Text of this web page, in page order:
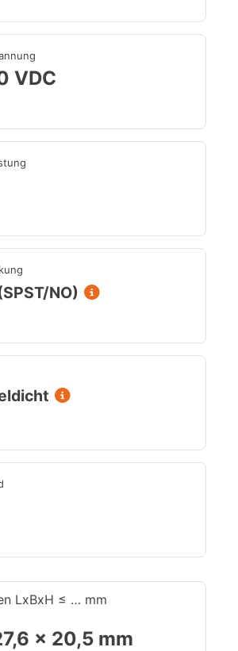
VDC
NO)
LxBxH ≤ … mm
x 20,5 mm